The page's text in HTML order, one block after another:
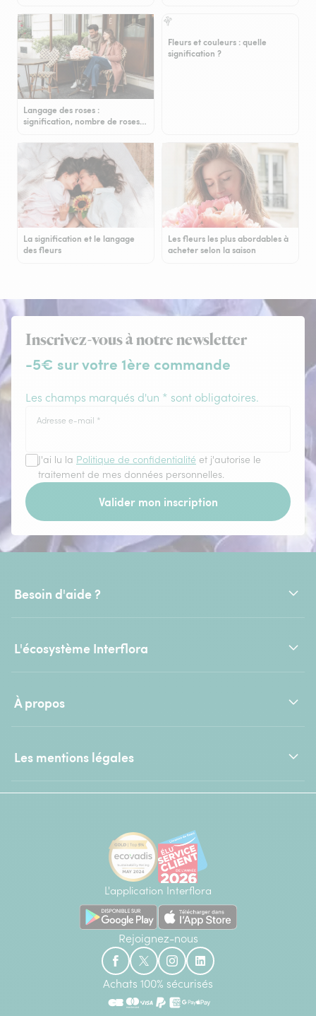
Langage des roses :
signification, nombre de roses…
Fleurs et couleurs : quelle
signification ?
La signification et le langage
des fleurs
Les fleurs les plus abordables à
acheter selon la saison
Inscrivez-vous à notre newsletter
-5€ sur votre 1ère commande
Les champs marqués d'un * sont obligatoires.
Adresse e-mail *
J'ai lu la Politique de confidentialité et j'autorise le
traitement de mes données personnelles.
Valider mon inscription
Besoin d'aide ?
L'écosystème Interflora
À propos
Les mentions légales
L'application Interflora
Rejoignez-nous
Achats 100% sécurisés